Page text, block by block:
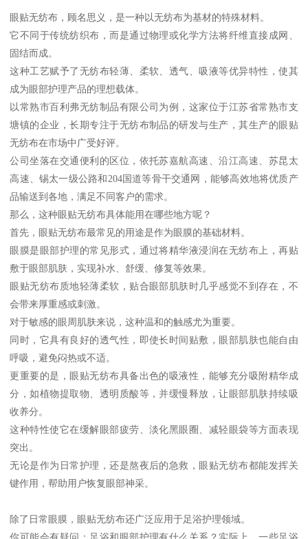
眼贴无纺布，顾名思义，是一种以无纺布为基材的特殊材料。
它不同于传统纺织布，而是通过物理或化学方法将纤维直接成网、
固结而成。
这种工艺赋予了无纺布轻薄、柔软、透气、吸液等优异特性，使其
成为眼部护理产品的理想载体。
以常熟市百利弗无纺制品有限公司为例，这家位于江苏省常熟市支
塘镇的企业，长期专注于无纺布制品的研发与生产，其生产的眼贴
无纺布在市场中广受好评。
公司坐落在交通便利的区位，依托苏嘉航高速、沿江高速、苏昆太
高速、锡太一级公路和204国道等骨干交通网，能够高效地将优质产
品输送到各地，满足不同客户的需求。
那么，这种眼贴无纺布具体能用在哪些地方呢？
首先，眼贴无纺布最常见的用途是作为眼膜的基础材料。
眼膜是眼部护理的常见形式，通过将精华液浸润在无纺布上，再贴
敷于眼部肌肤，实现补水、舒缓、修复等效果。
眼贴无纺布质地轻薄柔软，贴合眼部肌肤时几乎感觉不到存在，不
会带来厚重感或刺激。
对于敏感的眼周肌肤来说，这种温和的触感尤为重要。
同时，它具有良好的透气性，即使长时间贴敷，眼部肌肤也能自由
呼吸，避免闷热或不适。
更重要的是，眼贴无纺布具备出色的吸液性，能够充分吸附精华成
分，如植物提取物、透明质酸等，并缓慢释放，让眼部肌肤持续吸
收养分。
这种特性使它在缓解眼部疲劳、淡化黑眼圈、减轻眼袋等方面表现
突出。
无论是作为日常护理，还是熬夜后的急救，眼贴无纺布都能发挥关
键作用，帮助用户恢复眼部神采。
除了日常眼膜，眼贴无纺布还广泛应用于足浴护理领域。